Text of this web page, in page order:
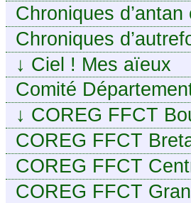
Chroniques d’antan
Chroniques
↓ Ciel ! Mes aïeux
Comité
Cher
↓ COREG FFCT
Franche-Comté
COREG FFCT
COREG FFCT
Loire
COREG FFCT